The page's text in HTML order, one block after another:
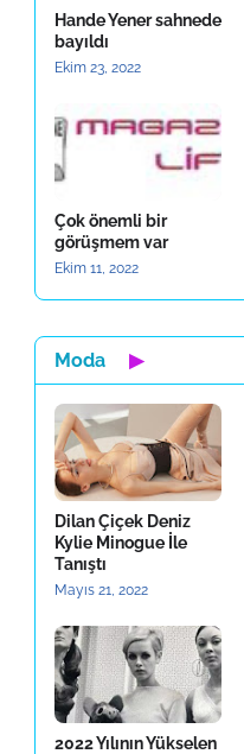
Hande Yener sahnede
bayıldı
Ekim 23, 2022
Çok önemli bir
görüşmem var
Ekim 11, 2022
Moda ▶
Dilan Çiçek Deniz
Kylie Minogue İle
Tanıştı
Mayıs 21, 2022
2022 Yılının Yükselen